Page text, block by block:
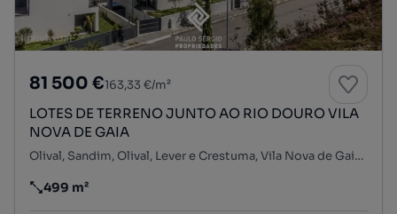
81 500 €163,33 €/m²
LOTES DE TERRENO JUNTO AO RIO DOURO VILA
NOVA DE GAIA
Olival, Sandim, Olival, Lever e Crestuma, Vila Nova de Gaia, Porto
Preço por metro quadrado
499 m²